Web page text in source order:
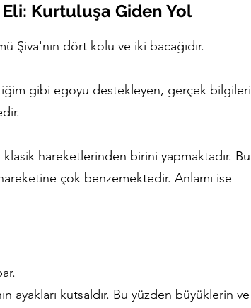
Eli: Kurtuluşa Giden Yol
Şiva'nın dört kolu ve iki bacağıdır.
gibi egoyu destekleyen, gerçek bilgileri
klasik hareketlerinden birini yapmaktadır. Bu
çok benzemektedir. Anlamı ise
ayakları kutsaldır. Bu yüzden büyüklerin ve